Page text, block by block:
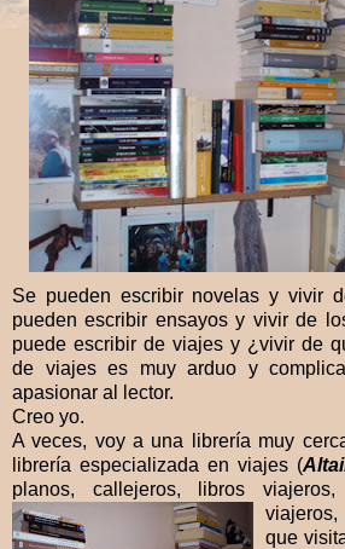
Se pueden escribir novelas y vivir
pueden escribir ensayos y vivir de
puede escribir de viajes y ¿vivir de
de viajes es muy arduo y
apasionar al lector.
Creo yo.
A veces, voy a una librería muy
librería especializada en viajes (
planos, callejeros, libros
que